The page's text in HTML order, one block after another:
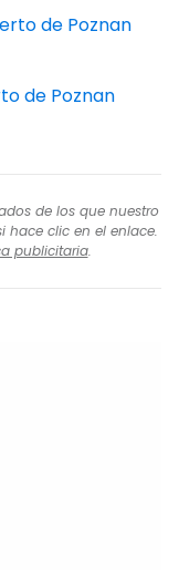
de Poznan
de Poznan
de los que nuestro
hace clic en el enlace.
publicitaria.